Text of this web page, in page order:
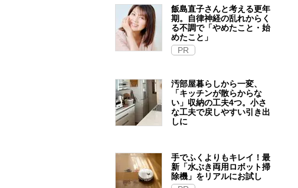
飯島直子さんと考える更年
期。自律神経の乱れからく
る不調で「やめたこと・始
めたこと」
PR
汚部屋暮らしから一変、
「キッチンが散らからな
い」収納の工夫4つ。小さ
な工夫で戻しやすい引き出
しに
手でふくよりもキレイ！最
新「水ぶき両用ロボット掃
除機」をリアルにお試し